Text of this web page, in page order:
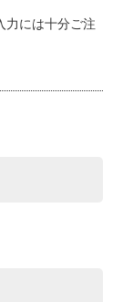
力には十分ご注